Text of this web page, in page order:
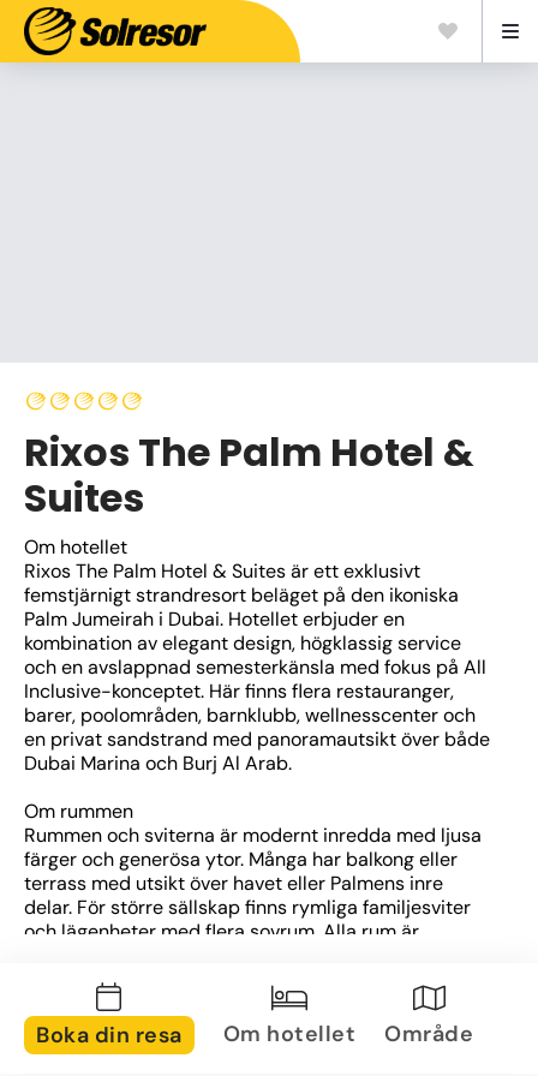
Rixos The Palm Hotel &
Suites
Om hotellet
Rixos The Palm Hotel & Suites är ett exklusivt
femstjärnigt strandresort beläget på den ikoniska
Palm Jumeirah i Dubai. Hotellet erbjuder en
kombination av elegant design, högklassig service
och en avslappnad semesterkänsla med fokus på All
Inclusive-konceptet. Här finns flera restauranger,
barer, poolområden, barnklubb, wellnesscenter och
en privat sandstrand med panoramautsikt över både
Dubai Marina och Burj Al Arab.
Om rummen
Rummen och sviterna är modernt inredda med ljusa
färger och generösa ytor. Många har balkong eller
terrass med utsikt över havet eller Palmens inre
delar. För större sällskap finns rymliga familjesviter
och lägenheter med flera sovrum. Alla rum är
espressomaskin, sittgrupp och stilrena badrum.
Om området
Hotellet ligger längst ut på östra delen av Palm
Boka din resa Om hotellet Område